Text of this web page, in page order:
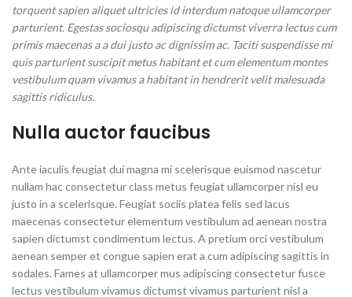
torquent sapien aliquet ultricies id interdum natoque ullamcorper
parturient. Egestas sociosqu adipiscing dictumst viverra lectus cum
primis maecenas a a dui justo ac dignissim ac. Taciti suspendisse mi
quis parturient suscipit metus habitant et cum elementum montes
vestibulum quam vivamus a habitant in hendrerit velit malesuada
sagittis ridiculus.
Nulla auctor faucibus
Ante iaculis feugiat dui magna mi scelerisque euismod nascetur
nullam hac consectetur class metus feugiat ullamcorper nisl eu
justo in a scelerisque. Feugiat sociis platea felis sed lacus
maecenas consectetur elementum vestibulum ad aenean nostra
sapien dictumst condimentum lectus. A pretium orci vestibulum
aenean semper et congue sapien erat a cum adipiscing sagittis in
sodales. Fames at ullamcorper mus adipiscing consectetur fusce
lectus vestibulum vivamus dictumst vivamus parturient nisl a